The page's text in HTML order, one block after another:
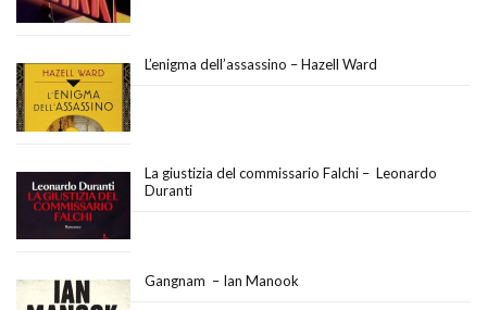
L’enigma dell’assassino – Hazell Ward
La giustizia del commissario Falchi – Leonardo
Duranti
Gangnam – Ian Manook